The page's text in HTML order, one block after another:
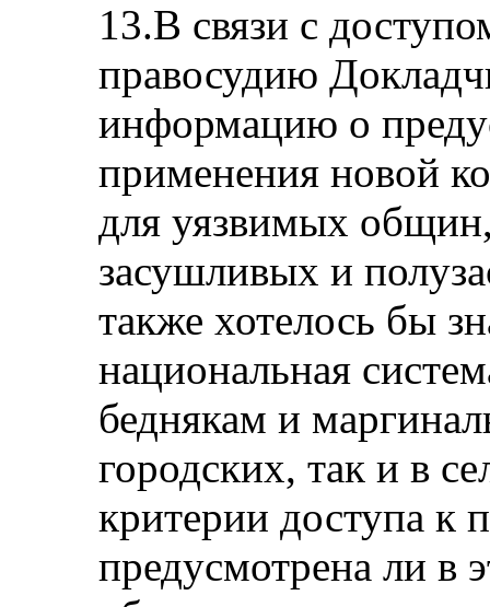
13.В связи с
правосудию
информацию о
применения новой
для уязвимых
засушливых и
также хотелось бы
национальная
беднякам и
городских, так и в
критерии доступа к
предусмотрена ли в